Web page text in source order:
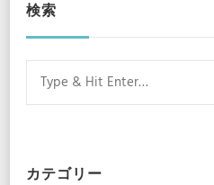
検索
Looking
for
カテゴリー